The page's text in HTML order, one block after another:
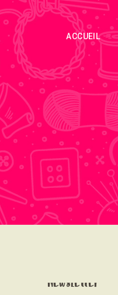
ACCUEIL
Newsletter